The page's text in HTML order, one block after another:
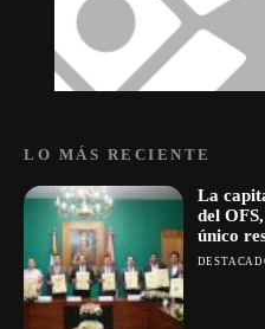
LO MÁS RECIENTE
La
del
único